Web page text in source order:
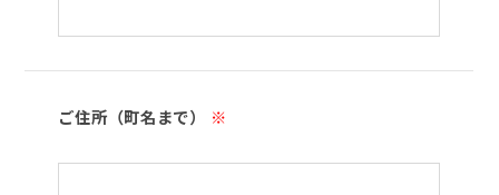
ご住所（町名まで） ※